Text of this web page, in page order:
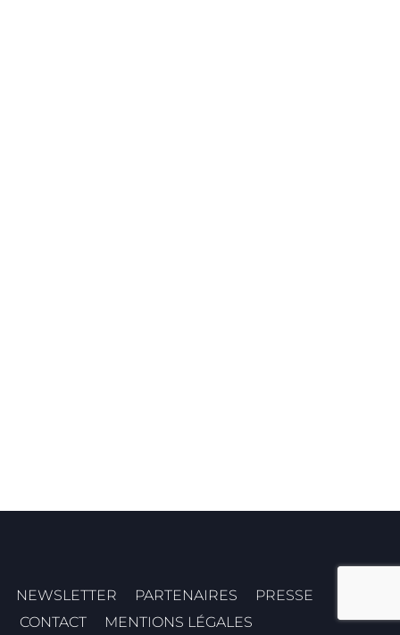
NEWSLETTER PARTENAIRES PRESSE
CONTACT
MENTIONS LÉGALES